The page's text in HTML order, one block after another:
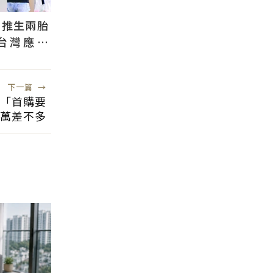
生兩胎
灣應學
下一篇 →
首購要
差不多